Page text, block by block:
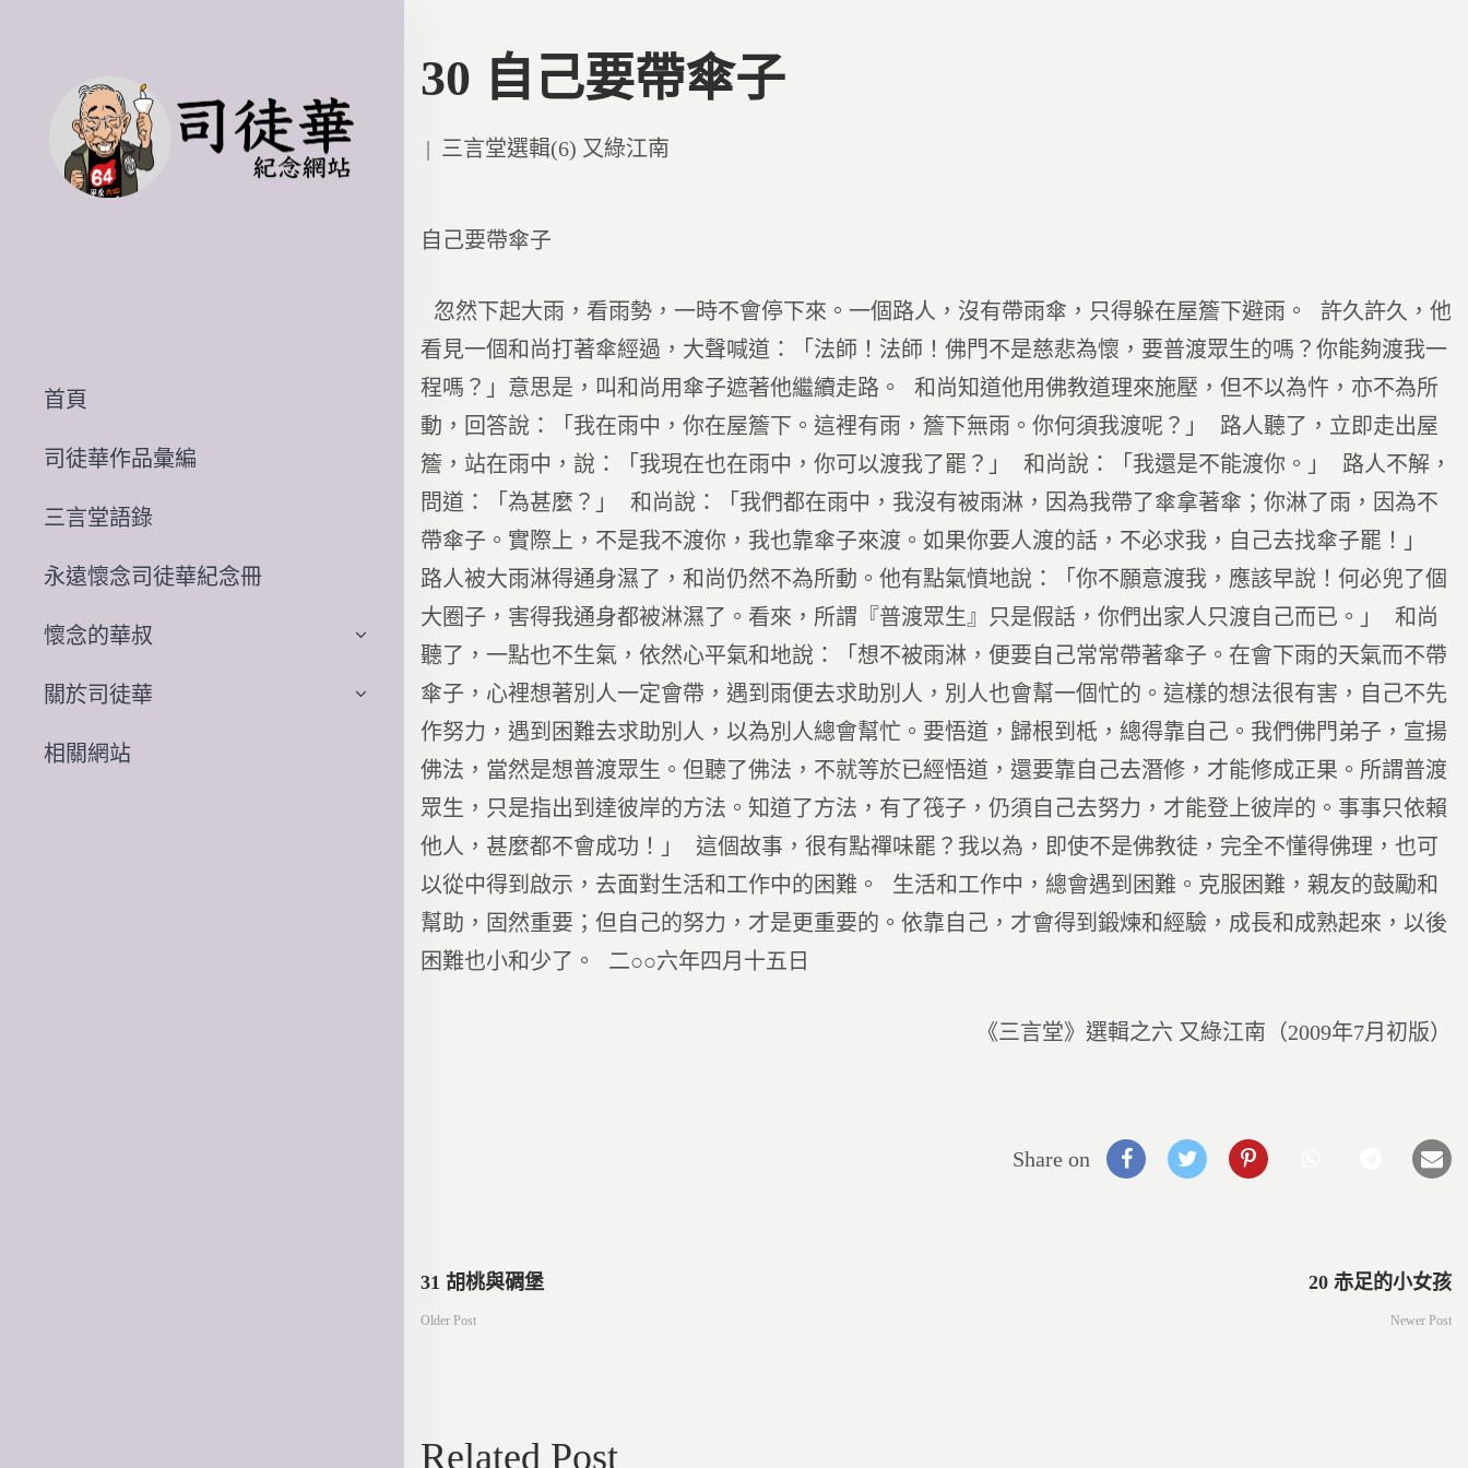
首頁
司徒華作品彙編
三言堂語錄
永遠懷念司徒華紀念冊
懷念的華叔
關於司徒華
相關網站
30 自己要帶傘子
Posted
三言堂選輯(6) 又綠江南
自己要帶傘子
忽然下起大雨，看雨勢，一時不會停下來。一個路人，沒有帶雨傘，只得躲在屋簷下避雨。 許久許久，他
看見一個和尚打著傘經過，大聲喊道：「法師！法師！佛門不是慈悲為懷，要普渡眾生的嗎？你能夠渡我一
程嗎？」意思是，叫和尚用傘子遮著他繼續走路。 和尚知道他用佛教道理來施壓，但不以為忤，亦不為所
動，回答說：「我在雨中，你在屋簷下。這裡有雨，簷下無雨。你何須我渡呢？」 路人聽了，立即走出屋
簷，站在雨中，說：「我現在也在雨中，你可以渡我了罷？」 和尚說：「我還是不能渡你。」 路人不解，
問道：「為甚麼？」 和尚說：「我們都在雨中，我沒有被雨淋，因為我帶了傘拿著傘；你淋了雨，因為不
帶傘子。實際上，不是我不渡你，我也靠傘子來渡。如果你要人渡的話，不必求我，自己去找傘子罷！」
路人被大雨淋得通身濕了，和尚仍然不為所動。他有點氣憤地說：「你不願意渡我，應該早說！何必兜了個
大圈子，害得我通身都被淋濕了。看來，所謂『普渡眾生』只是假話，你們出家人只渡自己而已。」 和尚
聽了，一點也不生氣，依然心平氣和地說：「想不被雨淋，便要自己常常帶著傘子。在會下雨的天氣而不帶
傘子，心裡想著別人一定會帶，遇到雨便去求助別人，別人也會幫一個忙的。這樣的想法很有害，自己不先
作努力，遇到困難去求助別人，以為別人總會幫忙。要悟道，歸根到柢，總得靠自己。我們佛門弟子，宣揚
佛法，當然是想普渡眾生。但聽了佛法，不就等於已經悟道，還要靠自己去潛修，才能修成正果。所謂普渡
眾生，只是指出到達彼岸的方法。知道了方法，有了筏子，仍須自己去努力，才能登上彼岸的。事事只依賴
他人，甚麼都不會成功！」 這個故事，很有點禪味罷？我以為，即使不是佛教徒，完全不懂得佛理，也可
以從中得到啟示，去面對生活和工作中的困難。 生活和工作中，總會遇到困難。克服困難，親友的鼓勵和
幫助，固然重要；但自己的努力，才是更重要的。依靠自己，才會得到鍛煉和經驗，成長和成熟起來，以後
困難也小和少了。 二○○六年四月十五日
《三言堂》選輯之六 又綠江南（2009年7月初版）
Share on
文
導
31 胡桃與碉堡
Older Post
20 赤足的小女孩
Newer Post
Related Post